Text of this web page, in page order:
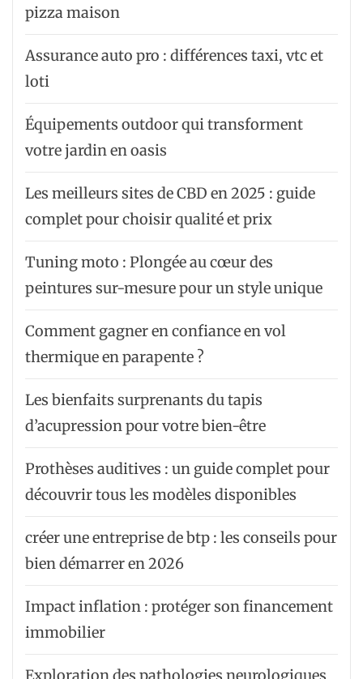
pizza maison
Assurance auto pro : différences taxi, vtc et
loti
Équipements outdoor qui transforment
votre jardin en oasis
Les meilleurs sites de CBD en 2025 : guide
complet pour choisir qualité et prix
Tuning moto : Plongée au cœur des
peintures sur-mesure pour un style unique
Comment gagner en confiance en vol
thermique en parapente ?
Les bienfaits surprenants du tapis
d’acupression pour votre bien-être
Prothèses auditives : un guide complet pour
découvrir tous les modèles disponibles
créer une entreprise de btp : les conseils pour
bien démarrer en 2026
Impact inflation : protéger son financement
immobilier
Exploration des pathologies neurologiques